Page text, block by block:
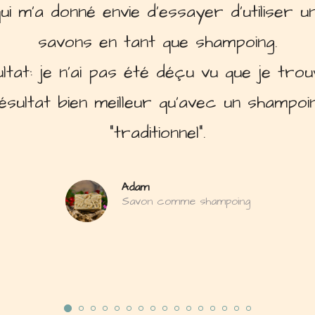
Véronique
Peau fragile
plus m'en passer. C'est une chance
une savonnerie artisanale à Draguignan